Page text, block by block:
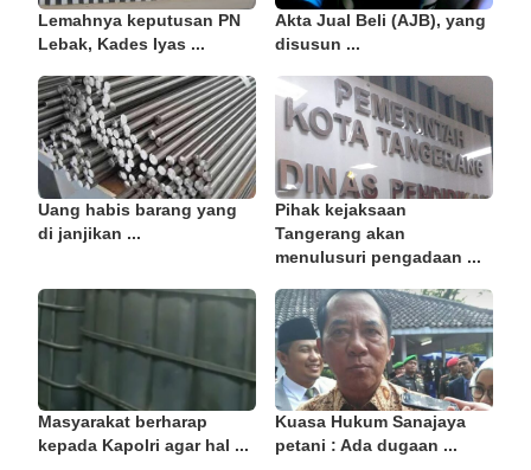
Lemahnya keputusan PN
Lebak, Kades Iyas ...
Akta Jual Beli (AJB), yang
disusun ...
Uang habis barang yang
di janjikan ...
Pihak kejaksaan
Tangerang akan
menulusuri pengadaan ...
Masyarakat berharap
kepada Kapolri agar hal ...
Kuasa Hukum Sanajaya
petani : Ada dugaan ...